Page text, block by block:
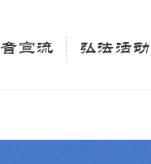
} $keywords =
宣流 弘法活动